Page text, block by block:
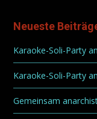
Neueste
Karaoke-Soli-Party
Karaoke-Soli-Party
Gemeinsam